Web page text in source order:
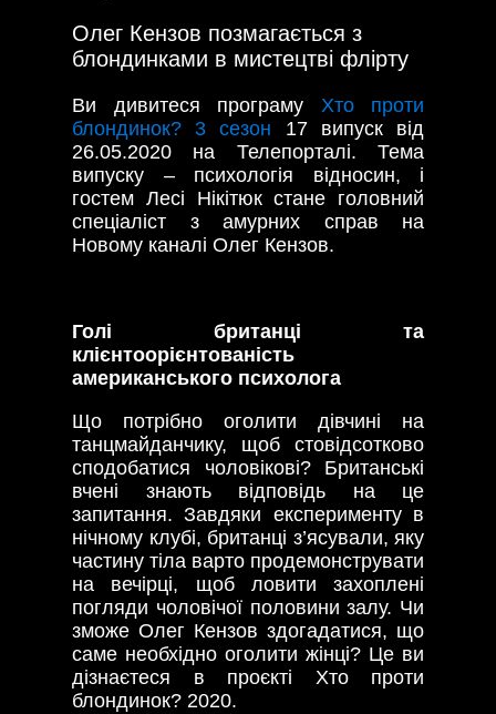
Олег Кензов позмагається з
блондинками в мистецтві флірту
Ви дивитеся програму Хто проти
блондинок? 3 сезон 17 випуск від
26.05.2020 на Телепорталі. Тема
випуску – психологія відносин, і
гостем Лесі Нікітюк стане головний
спеціаліст з амурних справ на
Новому каналі Олег Кензов.
Голі британці та
клієнтоорієнтованість
американського психолога
Що потрібно оголити дівчині на
танцмайданчику, щоб стовідсотково
сподобатися чоловікові? Британські
вчені знають відповідь на це
запитання. Завдяки експерименту в
нічному клубі, британці з’ясували, яку
частину тіла варто продемонструвати
на вечірці, щоб ловити захоплені
погляди чоловічої половини залу. Чи
зможе Олег Кензов здогадатися, що
саме необхідно оголити жінці? Це ви
дізнаєтеся в проєкті Хто проти
блондинок? 2020.